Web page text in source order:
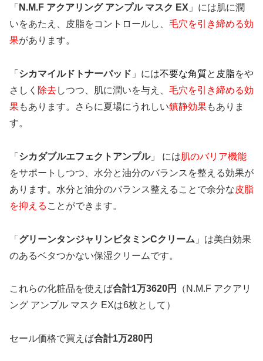
「 ​N.M.F アクアリング アンプル マスク EX 」には肌に潤
いをあたえ、皮脂をコントロールし、 毛穴を引き締める効
果があります。
「 シカマイルドトナーパッド 」には不要な角質と 皮脂をや
さしく 除去しつつ、肌に潤いを与え、 毛穴を引き締める効
果もあります。さらに夏場にうれしい鎮静効果もありま
す。
「 シカダブルエフェクトアンプル」 には肌のバリア機能
をサポートしつつ、水分と油分のバランスを整える効果が
あります。水分と油分のバランス整えることで余分な皮脂
を抑える ことができます。
「 グリーンタンジャリンビタミンCクリーム 」は美白効果
のあるベタつかない保湿クリームです。
これらの化粧品を使えば合計1万3620円
（​N.M.F アクアリ
ング アンプル マスク EXは6枚として）
セール価格で買えば合計1万280円